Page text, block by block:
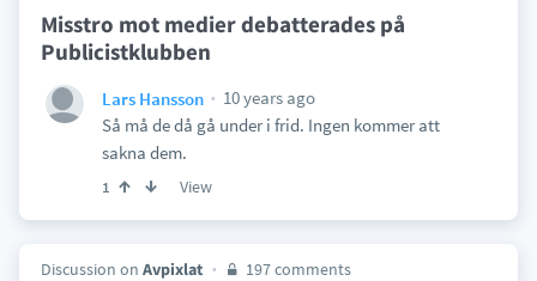
Misstro mot medier debatterades på
Publicistklubben
Lars Hansson
10 years ago
Så må de då gå under i frid. Ingen kommer att
sakna dem.
1 View
Discussion on Avpixlat 197 comments